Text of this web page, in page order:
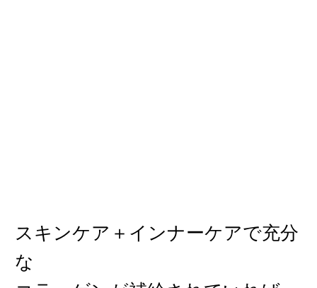
スキンケア＋インナーケアで充分
な